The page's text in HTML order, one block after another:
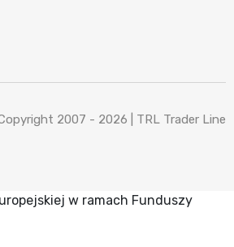
2007 - 2026 | TRL Trader Line
w ramach Funduszy